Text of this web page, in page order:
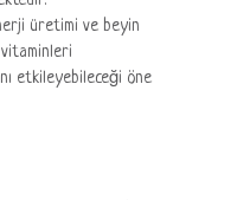
üretimi ve beyin
etkileyebileceği öne